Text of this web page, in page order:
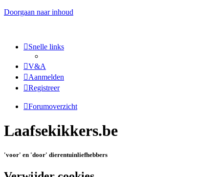
Doorgaan naar inhoud
Snelle links
V&A
Aanmelden
Registreer
Forumoverzicht
Laafsekikkers.be
'voor' en 'door' dierentuinliefhebbers